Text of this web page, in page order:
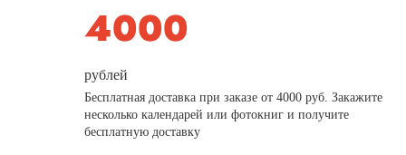
рублей
Бесплатная доставка при заказе от 4000 руб. Закажите
несколько календарей или фотокниг и получите
бесплатную доставку